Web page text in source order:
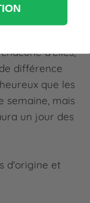
processus
d'elles,
différence
que les
semaine, mais
un jour des
d'origine et